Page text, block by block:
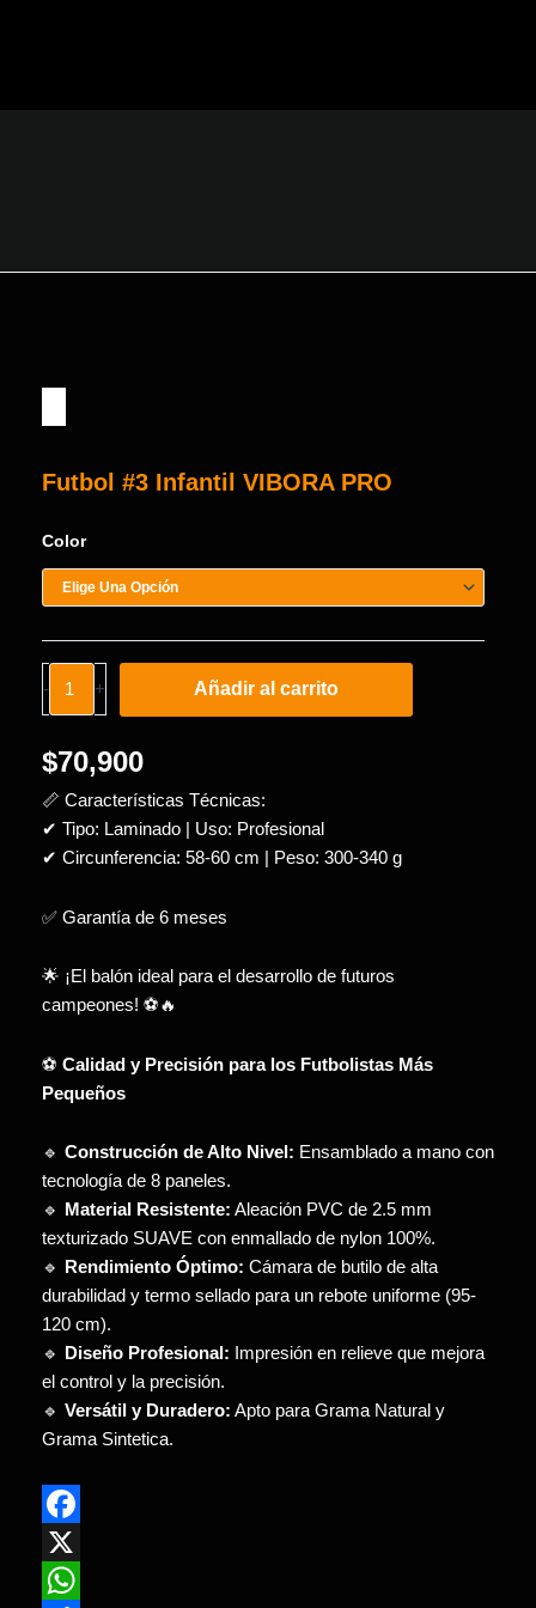
Futbol #3 Infantil VIBORA PRO
Color
-
Infantil
VIBORA
PRO
cantidad
+
Añadir al carrito
$70,900
📏 Características Técnicas:
✔ Tipo: Laminado | Uso: Profesional
✔ Circunferencia: 58-60 cm | Peso: 300-340 g
✅ Garantía de 6 meses
🌟 ¡El balón ideal para el desarrollo de futuros
campeones! ⚽🔥
⚽ Calidad y Precisión para los Futbolistas Más
Pequeños
🔹 Construcción de Alto Nivel: Ensamblado a mano con
tecnología de 8 paneles.
🔹
Material Resistente: Aleación PVC de 2.5 mm
texturizado SUAVE con enmallado de nylon 100%.
🔹
Rendimiento Óptimo: Cámara de butilo de alta
durabilidad y termo sellado para un rebote uniforme (95-
120 cm).
🔹
Diseño Profesional: Impresión en relieve que mejora
el control y la precisión.
🔹 Versátil y Duradero: Apto para Grama Natural y
Grama Sintetica.
Facebook
X